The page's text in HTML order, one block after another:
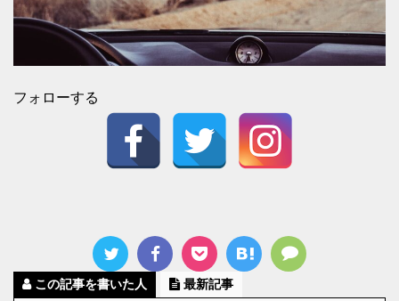
フォローする
この記事を書いた人 最新記事